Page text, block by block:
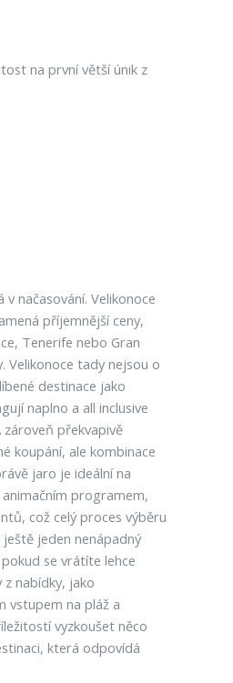
na první větší únik z
načasování. Velikonoce
příjemnější ceny,
Tenerife nebo Gran
Velikonoce tady nejsou o
destinace jako
naplno a all inclusive
překvapivě
koupání, ale kombinace
jaro je ideální na
programem,
což celý proces výběru
jeden nenápadný
se vrátíte lehce
nabídky, jako
vstupem na pláž a
vyzkoušet něco
která odpovídá